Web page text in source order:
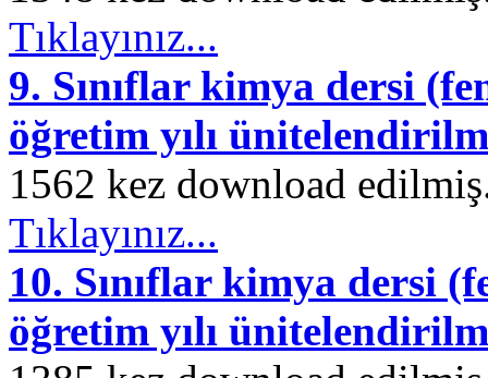
Tıklayınız...
9. Sınıflar kimya dersi
öğretim yılı
1562 kez download
Tıklayınız...
10. Sınıflar kimya dersi
öğretim yılı